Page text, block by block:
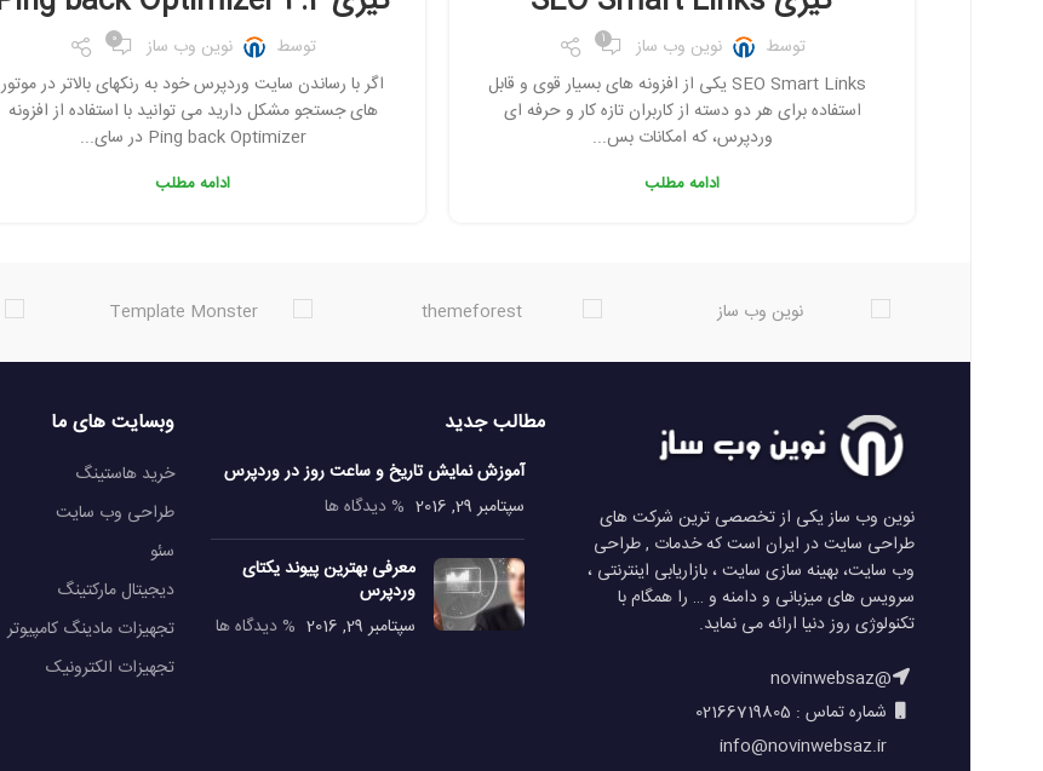
توسط نوین وب ساز 1
SEO Smart Links یکی از افزونه های بسیار قوی و قابل
استفاده برای هر دو دسته از کاربران تازه کار و حرفه ای
وردپرس، که امکانات بس...
ادامه مطلب
توسط نوین وب ساز 0
اگر با رساندن سایت وردپرس خود به رنکهای بالاتر در موتور
های جستجو مشکل دارید می توانید با استفاده از افزونه
Ping back Optimizer در سای...
ادامه مطلب
نوین وب ساز یکی از تخصصی ترین شرکت های
طراحی سایت در ایران است که خدمات , طراحی
وب سایت، بهینه سازی سایت ، بازاریابی اینترنتی ،
سرویس های میزبانی و دامنه و … را همگام با
تکنولوژی روز دنیا ارائه می نماید.
@novinwebsaz
شماره تماس : 02166719805
مطالب جدید
آموزش نمایش تاریخ و ساعت روز در وردپرس
سپتامبر 29, 2016
% دیدگاه ها
معرفی بهترین پیوند یکتای
وردپرس
سپتامبر 29, 2016
% دیدگاه ها
وبسایت های ما
خرید هاستینگ
طراحی وب سایت
سئو
دیجیتال مارکتینگ
تجهیزات مادینگ کامپیوتر
تجهیزات الکترونیک